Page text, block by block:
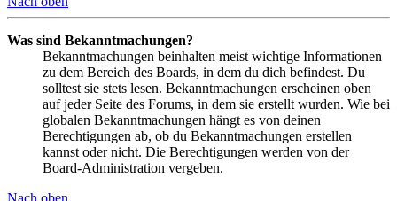
Was sind Bekanntmachungen?
Bekanntmachungen beinhalten meist wichtige Informationen
zu dem Bereich des Boards, in dem du dich befindest. Du
solltest sie stets lesen. Bekanntmachungen erscheinen oben
auf jeder Seite des Forums, in dem sie erstellt wurden. Wie bei
globalen Bekanntmachungen hängt es von deinen
Berechtigungen ab, ob du Bekanntmachungen erstellen
kannst oder nicht. Die Berechtigungen werden von der
Board-Administration vergeben.
Nach oben